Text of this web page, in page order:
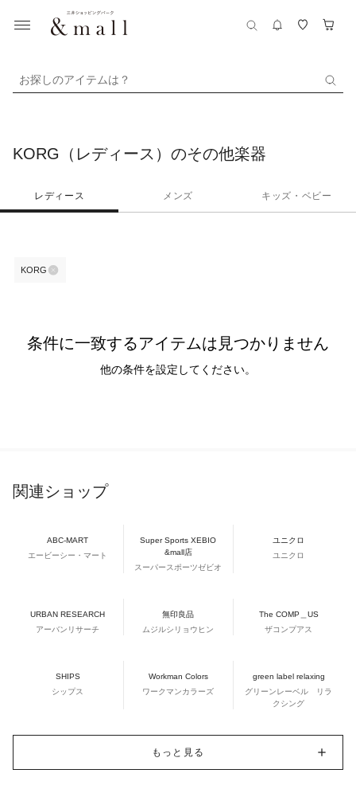
お探しのアイテムは？
KORG（レディース）のその他楽器
レディース メンズ キッズ・ベビー
KORG
条件に一致するアイテムは見つかりません
他の条件を設定してください。
関連ショップ
ABC-MART
エービーシー・マート
Super Sports XEBIO
&mall店
スーパースポーツゼビオ
ユニクロ
ユニクロ
URBAN RESEARCH
アーバンリサーチ
無印良品
ムジルシリョウヒン
The COMP＿US
ザコンプアス
SHIPS
シップス
Workman Colors
ワークマンカラーズ
green label relaxing
グリーンレーベル リラ
クシング
もっと見る